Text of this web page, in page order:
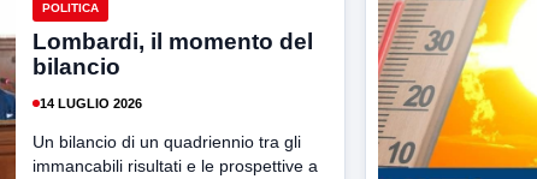
POLITICA
Lombardi, il momento del
bilancio
14 LUGLIO 2026
Un bilancio di un quadriennio tra gli
immancabili risultati e le prospettive a